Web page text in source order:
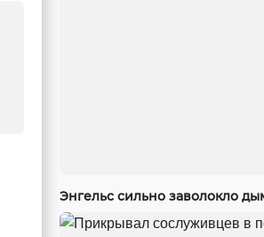
Энгельс сильно заволокло